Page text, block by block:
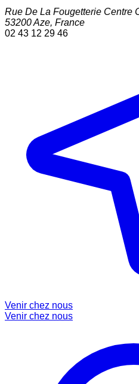
Rue De La Fougetterie Centre
53200Aze, France
02 43 12 29 46
Venir chez nous
Venir chez nous